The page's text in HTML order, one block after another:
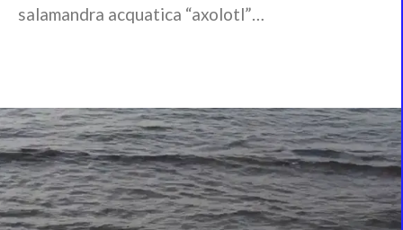
salamandra acquatica “axolotl”…